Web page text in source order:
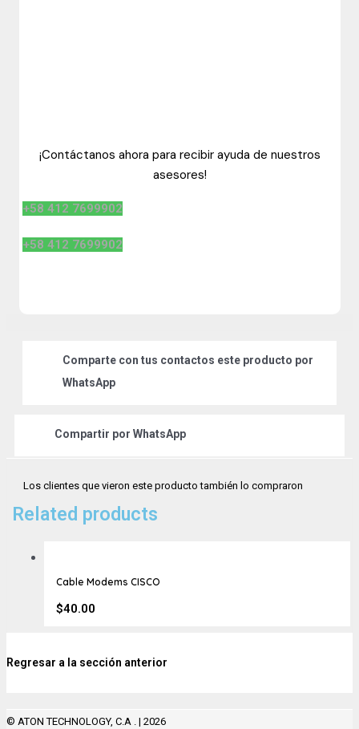
¡Contáctanos ahora para recibir ayuda de nuestros
asesores!
+58 412 7699902
+58 412 7699902
Comparte con tus contactos este producto por
WhatsApp
Compartir por WhatsApp
Los clientes que vieron este producto también lo compraron
Related products
Cable Modems CISCO
$40.00
Regresar a la sección anterior
© ATON TECHNOLOGY, C.A . | 2026